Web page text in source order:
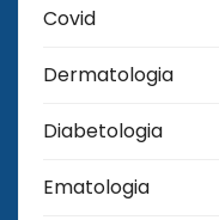
Covid
Dermatologia
Diabetologia
Ematologia